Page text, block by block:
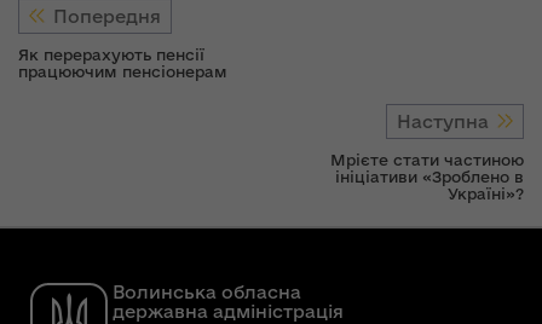
Попередня
Як перерахують пенсії
працюючим пенсіонерам
Наступна
Мрієте стати частиною
ініціативи «Зроблено в
Україні»?
Волинська обласна
державна адміністрація